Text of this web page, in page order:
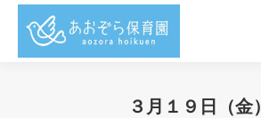
３月１９日（金）